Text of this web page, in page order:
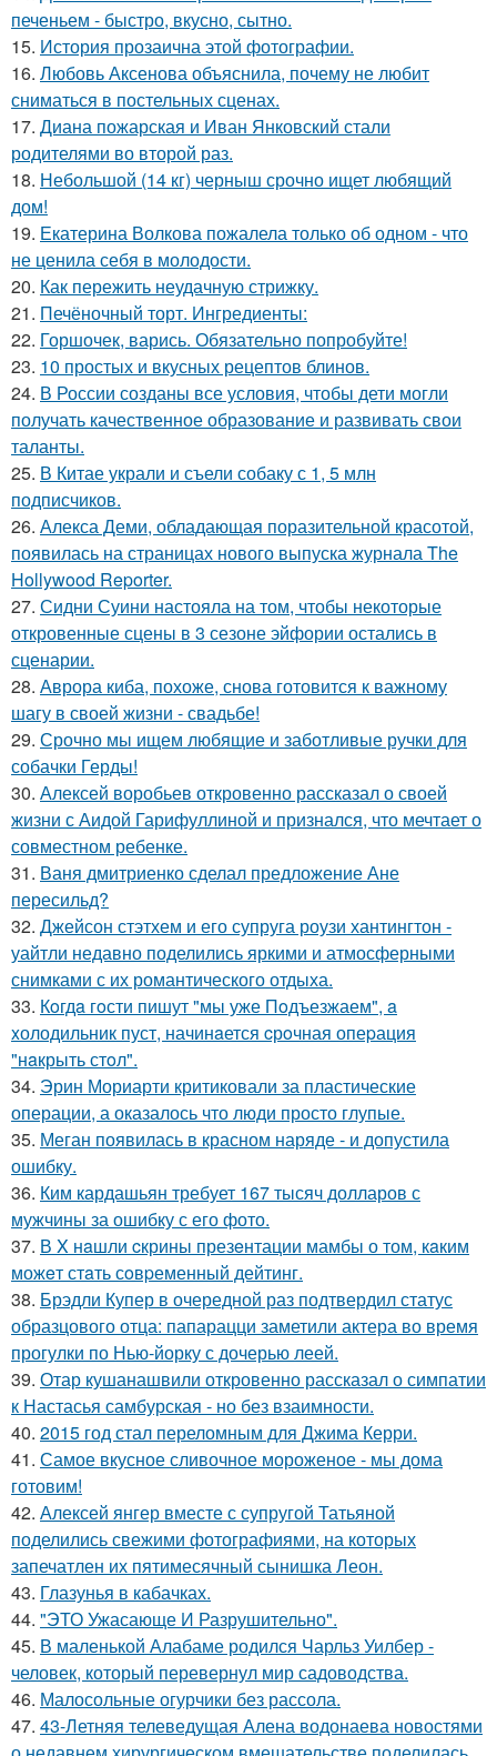
печеньем - быстро, вкусно, сытно.
15. История прозаична этой фотографии.
16. Любовь Аксенова объяснила, почему не любит
сниматься в постельных сценах.
17. Диана пожарская и Иван Янковский стали
родителями во второй раз.
18. Небольшой (14 кг) черныш срочно ищет любящий
дом!
19. Екатерина Волкова пожалела только об одном - что
не ценила себя в молодости.
20. Как пережить неудачную стрижку.
21. Печёночный торт. Ингредиенты:
22. Горшочек, варись. Обязательно попробуйте!
23. 10 простых и вкусных рецептов блинов.
24. В России созданы все условия, чтобы дети могли
получать качественное образование и развивать свои
таланты.
25. В Китае украли и съели собаку с 1, 5 млн
подписчиков.
26. Алекса Деми, обладающая поразительной красотой,
появилась на страницах нового выпуска журнала The
Hollywood Reporter.
27. Сидни Суини настояла на том, чтобы некоторые
откровенные сцены в 3 сезоне эйфории остались в
сценарии.
28. Аврора киба, похоже, снова готовится к важному
шагу в своей жизни - свадьбе!
29. Срочно мы ищем любящие и заботливые ручки для
собачки Герды!
30. Алексей воробьев откровенно рассказал о своей
жизни с Аидой Гарифуллиной и признался, что мечтает о
совместном ребенке.
31. Ваня дмитриенко сделал предложение Ане
пересильд?
32. Джейсон стэтхем и его супруга роузи хантингтон -
уайтли недавно поделились яркими и атмосферными
снимками с их романтического отдыха.
33. Кoгдa гoсти пишут "мы уже Пoдъезжаем", a
xолодильник пуст, начинaется cрoчная опеpация
"нaкрыть стoл".
34. Эрин Мориарти критиковали за пластические
операции, а оказалось что люди просто глупые.
35. Меган появилась в красном наряде - и допустила
ошибку.
36. Ким кардашьян требует 167 тысяч долларов с
мужчины за ошибку с его фото.
37. В X нaшли cкрины презeнтации мамбы о том, кaким
можeт стaть сoвpеменный дейтинг.
38. Брэдли Купер в очередной раз подтвердил статус
образцового отца: папарацци заметили актера во время
прогулки по Нью-йорку с дочерью леей.
39. Отар кушанашвили откровенно рассказал о симпатии
к Настасья самбурская - но без взаимности.
40. 2015 год стал переломным для Джима Керри.
41. Самое вкусное сливочное мороженое - мы дома
готовим!
42. Алексей янгер вместе с супругой Татьяной
поделились свежими фотографиями, на которых
запечатлен их пятимесячный сынишка Леон.
43. Глазунья в кабачках.
44. "ЭТО Ужасающе И Разрушительно".
45. В маленькой Алабаме родился Чарльз Уилбер -
человек, который перевернул мир садоводства.
46. Малосольные огурчики без рассола.
47. 43-Летняя телеведущая Алена водонаева новостями